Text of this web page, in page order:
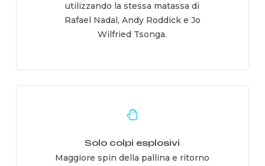
utilizzando la stessa matassa di
Rafael Nadal, Andy Roddick e Jo
Wilfried Tsonga.
Solo colpi esplosivi
Maggiore spin della pallina e ritorno